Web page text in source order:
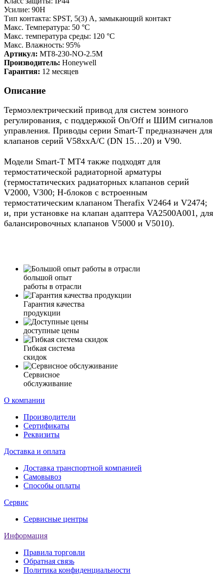
Усилие: 90Н
Тип контакта: SPST, 5(3) А, замыкающий контакт
Макс. Температура: 50 °С
Макс. температура среды: 120 °С
Макс. Влажность: 95%
Артикул: MT8-230-NO-2.5M
Производитель: Honeywell
Гарантия: 12 месяцев
Описание
Термоэлектрический привод для систем зонного
регулирования, с поддержкой On/Off и ШИМ сигналов
управления. Приводы серии Smart-T предназначен для
клапанов серий V58xxA/C (DN 15…20) и V90.
Модели Smart-T MT4 также подходят для
термостатической радиаторной арматуры
(термостатических радиаторных клапанов серий
V2000, V300; Н-блоков с встроенным
термостатическим клапаном Therafix V2464 и V2474;
и, при установке на клапан адаптера VA2500A001, для
балансировочных клапанов V5000 и V5010).
большой опыт
работы в отрасли
Гарантия качества
продукции
доступные цены
Гибкая система
скидок
Сервисное
обслуживание
О компании
Производители
Сертификаты
Реквизиты
Доставка и оплата
Доставка транспортной компанией
Самовывоз
Способы оплаты
Сервис
Сервисные центры
Информация
Правила торговли
Обратная связь
Политика конфиденциальности